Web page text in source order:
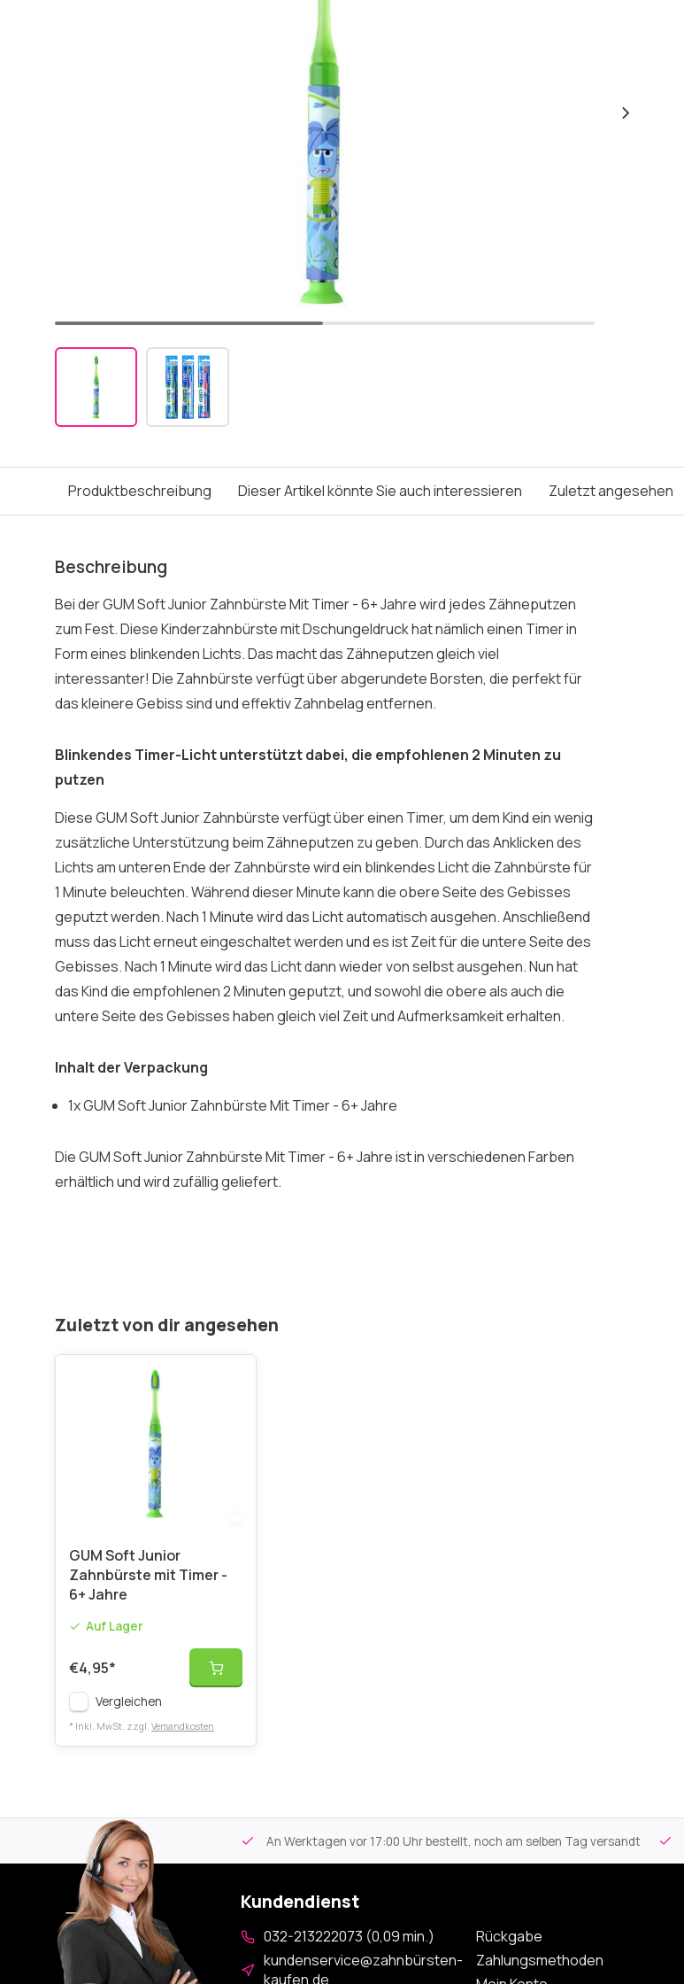
Produktbeschreibung Dieser Artikel könnte Sie auch interessieren Zuletzt angesehen
Beschreibung
Bei der GUM Soft Junior Zahnbürste Mit Timer - 6+ Jahre wird jedes Zähneputzen
zum Fest. Diese Kinderzahnbürste mit Dschungeldruck hat nämlich einen Timer in
Form eines blinkenden Lichts. Das macht das Zähneputzen gleich viel
interessanter! Die Zahnbürste verfügt über abgerundete Borsten, die perfekt für
das kleinere Gebiss sind und effektiv Zahnbelag entfernen.
Blinkendes Timer-Licht unterstützt dabei, die empfohlenen 2 Minuten zu
putzen
Diese GUM Soft Junior Zahnbürste verfügt über einen Timer, um dem Kind ein wenig
zusätzliche Unterstützung beim Zähneputzen zu geben. Durch das Anklicken des
Lichts am unteren Ende der Zahnbürste wird ein blinkendes Licht die Zahnbürste für
1 Minute beleuchten. Während dieser Minute kann die obere Seite des Gebisses
geputzt werden. Nach 1 Minute wird das Licht automatisch ausgehen. Anschließend
muss das Licht erneut eingeschaltet werden und es ist Zeit für die untere Seite des
Gebisses. Nach 1 Minute wird das Licht dann wieder von selbst ausgehen. Nun hat
das Kind die empfohlenen 2 Minuten geputzt, und sowohl die obere als auch die
untere Seite des Gebisses haben gleich viel Zeit und Aufmerksamkeit erhalten.
Inhalt der Verpackung
1x GUM Soft Junior Zahnbürste Mit Timer - 6+ Jahre
Die GUM Soft Junior Zahnbürste Mit Timer - 6+ Jahre ist in verschiedenen Farben
erhältlich und wird zufällig geliefert.
Zuletzt von dir angesehen
GUM Soft Junior
Zahnbürste mit Timer -
6+ Jahre
Auf Lager
€4,95*
Vergleichen
* Inkl. MwSt. zzgl. Versandkosten
Kostenloser Versand An Werktagen vor 17:00 Uhr bestellt, noch am selben Tag versandt
Kundendienst
032-213222073 (0,09 min.)
kundenservice@zahnbürsten-
kaufen.de
Rückgabe
Zahlungsmethoden